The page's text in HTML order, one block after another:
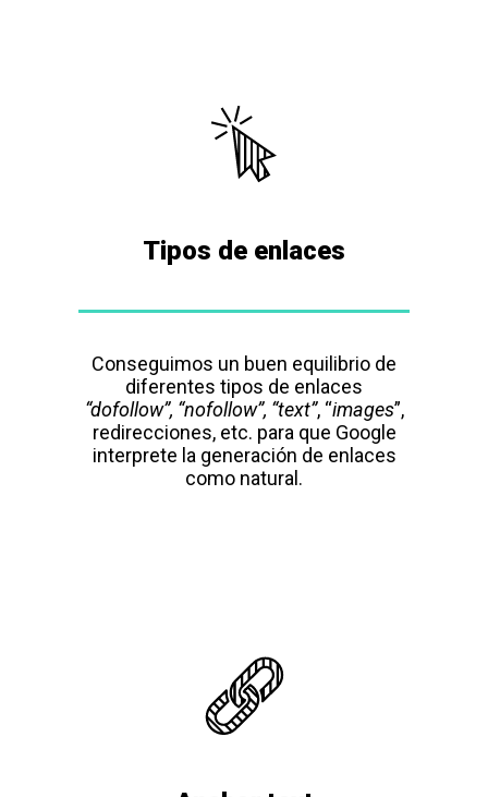
Tipos de enlaces
Conseguimos un buen equilibrio de
diferentes tipos de enlaces
“dofollow”, “nofollow”, “text”, “images”,
redirecciones, etc. para que Google
interprete la generación de enlaces
como natural.